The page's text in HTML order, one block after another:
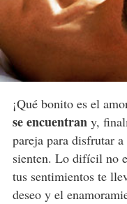
¡Qué bonito es el
se encuentrany,
pareja para disfrutar
sienten. Lo difícil no
tus sentimientos te
deseo y el